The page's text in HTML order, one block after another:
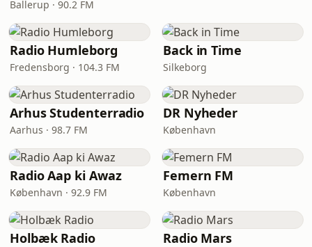
Ballerup · 90.2 FM
Radio Humleborg
Fredensborg · 104.3 FM
Back in Time
Silkeborg
Arhus Studenterradio
Aarhus · 98.7 FM
DR Nyheder
København
Radio Aap ki Awaz
København · 92.9 FM
Femern FM
København
Holbæk Radio Radio Mars